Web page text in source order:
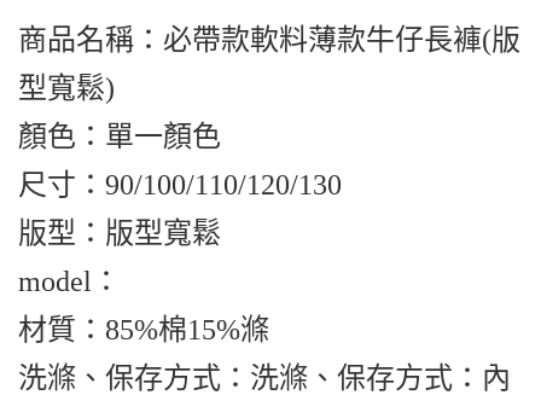
商品名稱：必帶款軟料薄款牛仔長褲(版
型寬鬆)
顏色：單一顏色
尺寸：90/100/110/120/130
版型：版型寬鬆
model：
材質：85%棉15%滌
洗滌、保存方式：洗滌、保存方式：內